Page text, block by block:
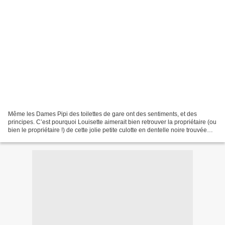
Même les Dames Pipi des toilettes de gare ont des sentiments, et des
principes. C’est pourquoi Louisette aimerait bien retrouver la propriétaire (ou
bien le propriétaire !) de cette jolie petite culotte en dentelle noire trouvée